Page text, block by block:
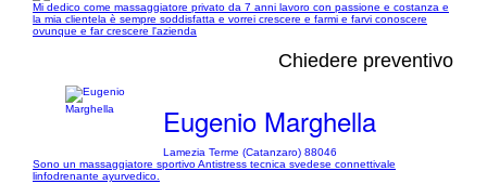
Mi dedico come massaggiatore privato da 7 anni lavoro con passione e costanza e
la mia clientela è sempre soddisfatta e vorrei crescere e farmi e farvi conoscere
ovunque e far crescere l'azienda
Chiedere preventivo
Eugenio Marghella
Lamezia Terme (Catanzaro) 88046
Sono un massaggiatore sportivo Antistress tecnica svedese connettivale
linfodrenante ayurvedico.